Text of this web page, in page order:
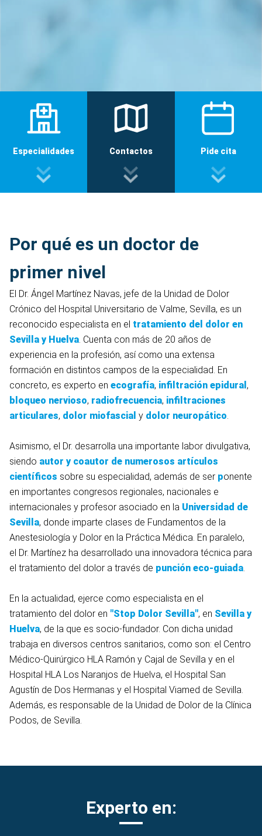
Especialidades Contactos Pide cita
Por qué es un doctor de
primer nivel
El Dr. Ángel Martínez Navas, jefe de la Unidad de Dolor
Crónico del Hospital Universitario de Valme, Sevilla, es un
reconocido especialista en el tratamiento del dolor en
Sevilla y Huelva. Cuenta con más de 20 años de
experiencia en la profesión, así como una extensa
formación en distintos campos de la especialidad. En
concreto, es experto en ecografía, infiltración epidural ,
bloqueo nervioso, radiofrecuencia, infiltraciones
articulares, dolor miofascial y dolor neuropático.
Asimismo, el Dr. desarrolla una importante labor divulgativa,
siendo autor y coautor de numerosos artículos
científicos sobre su especialidad, además de ser ponente
en importantes congresos regionales, nacionales e
internacionales y profesor asociado en la Universidad de
Sevilla, donde imparte clases de Fundamentos de la
Anestesiología y Dolor en la Práctica Médica. En paralelo,
el Dr. Martínez ha desarrollado una innovadora técnica para
el tratamiento del dolor a través de punción eco-guiada.
En la actualidad, ejerce como especialista en el
tratamiento del dolor en "Stop Dolor Sevilla", en Sevilla y
Huelva, de la que es socio-fundador. Con dicha unidad
trabaja en diversos centros sanitarios, como son: el Centro
Médico-Quirúrgico HLA Ramón y Cajal de Sevilla y en el
Hospital HLA Los Naranjos de Huelva, el Hospital San
Agustín de Dos Hermanas y el Hospital Viamed de Sevilla.
Además, es responsable de la Unidad de Dolor de la Clínica
Podos, de Sevilla.
Experto en: